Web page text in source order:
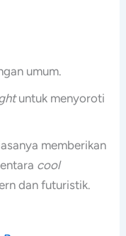
umum.
untuk menyoroti
memberikan
cool
dan futuristik.